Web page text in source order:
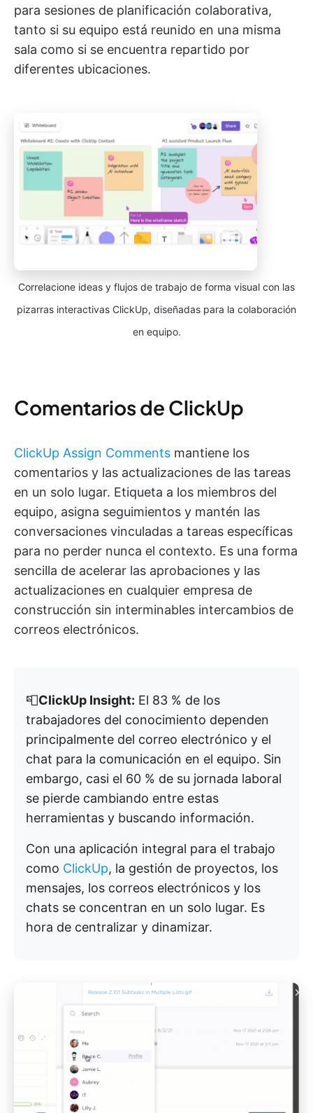
para sesiones de planificación colaborativa,
tanto si su equipo está reunido en una misma
sala como si se encuentra repartido por
diferentes ubicaciones.
Correlacione ideas y flujos de trabajo de forma visual con las
pizarras interactivas ClickUp, diseñadas para la colaboración
en equipo.
Comentarios de ClickUp
ClickUp Assign Comments mantiene los
comentarios y las actualizaciones de las tareas
en un solo lugar. Etiqueta a los miembros del
equipo, asigna seguimientos y mantén las
conversaciones vinculadas a tareas específicas
para no perder nunca el contexto. Es una forma
sencilla de acelerar las aprobaciones y las
actualizaciones en cualquier empresa de
construcción sin interminables intercambios de
correos electrónicos.
📮ClickUp Insight: El 83 % de los
trabajadores del conocimiento dependen
principalmente del correo electrónico y el
chat para la comunicación en el equipo. Sin
embargo, casi el 60 % de su jornada laboral
se pierde cambiando entre estas
herramientas y buscando información.
Con una aplicación integral para el trabajo
como ClickUp, la gestión de proyectos, los
mensajes, los correos electrónicos y los
chats se concentran en un solo lugar. Es
hora de centralizar y dinamizar.